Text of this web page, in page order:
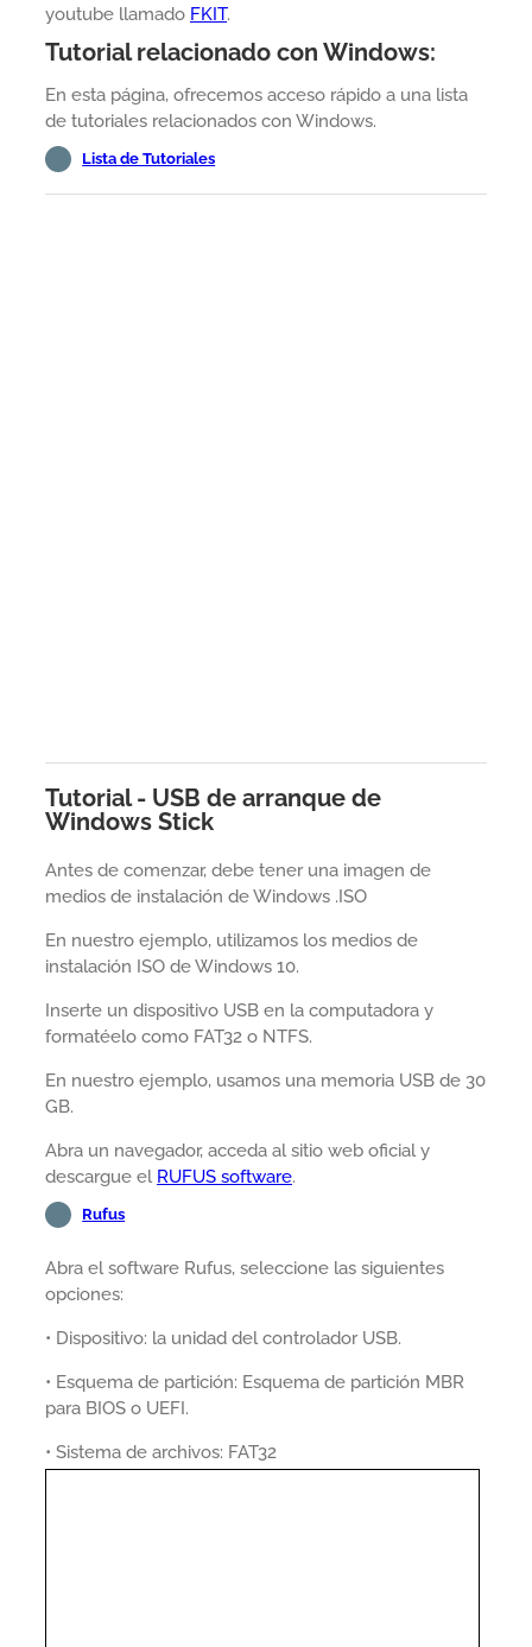
youtube llamado FKIT.
Tutorial relacionado con Windows:
En esta página, ofrecemos acceso rápido a una lista
de tutoriales relacionados con Windows.
Lista de Tutoriales
Tutorial - USB de arranque de
Windows Stick
Antes de comenzar, debe tener una imagen de
medios de instalación de Windows .ISO
En nuestro ejemplo, utilizamos los medios de
instalación ISO de Windows 10.
Inserte un dispositivo USB en la computadora y
formatéelo como FAT32 o NTFS.
En nuestro ejemplo, usamos una memoria USB de 30
GB.
Abra un navegador, acceda al sitio web oficial y
descargue el RUFUS software.
Rufus
Abra el software Rufus, seleccione las siguientes
opciones:
• Dispositivo: la unidad del controlador USB.
• Esquema de partición: Esquema de partición MBR
para BIOS o UEFI.
• Sistema de archivos: FAT32